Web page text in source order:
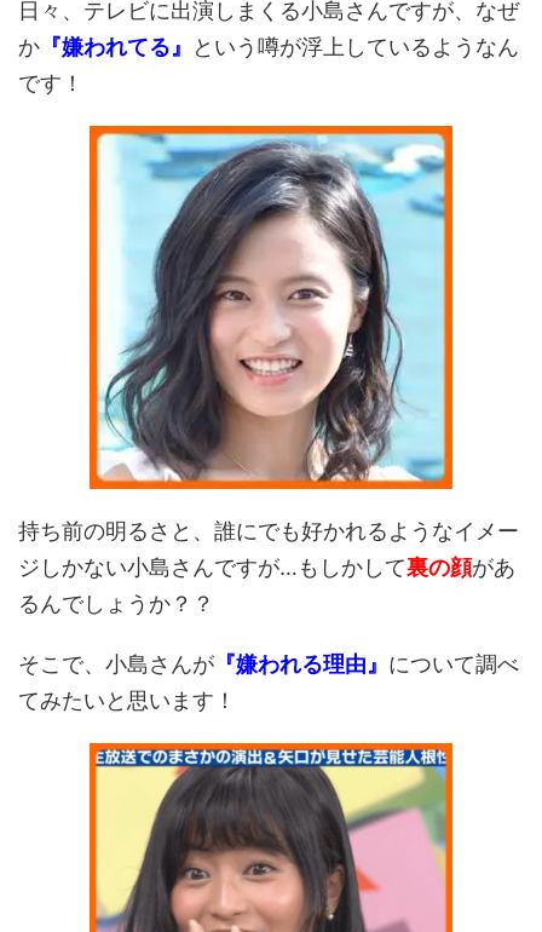
日々、テレビに出演しまくる小島さんですが、なぜ
か 『嫌われてる』
という噂が浮上しているようなん
です！
持ち前の明るさと、誰にでも好かれるようなイメー
ジしかない小島さんですが…もしかして裏の顔があ
るんでしょうか？？
そこで、小島さんが 『嫌われる理由』 について調べ
てみたいと思います！